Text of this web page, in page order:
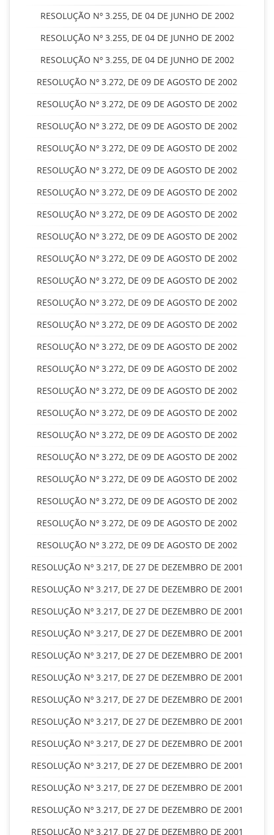
RESOLUÇÃO Nº 3.255, DE 04 DE JUNHO DE 2002
RESOLUÇÃO Nº 3.255, DE 04 DE JUNHO DE 2002
RESOLUÇÃO Nº 3.255, DE 04 DE JUNHO DE 2002
RESOLUÇÃO Nº 3.272, DE 09 DE AGOSTO DE 2002
RESOLUÇÃO Nº 3.272, DE 09 DE AGOSTO DE 2002
RESOLUÇÃO Nº 3.272, DE 09 DE AGOSTO DE 2002
RESOLUÇÃO Nº 3.272, DE 09 DE AGOSTO DE 2002
RESOLUÇÃO Nº 3.272, DE 09 DE AGOSTO DE 2002
RESOLUÇÃO Nº 3.272, DE 09 DE AGOSTO DE 2002
RESOLUÇÃO Nº 3.272, DE 09 DE AGOSTO DE 2002
RESOLUÇÃO Nº 3.272, DE 09 DE AGOSTO DE 2002
RESOLUÇÃO Nº 3.272, DE 09 DE AGOSTO DE 2002
RESOLUÇÃO Nº 3.272, DE 09 DE AGOSTO DE 2002
RESOLUÇÃO Nº 3.272, DE 09 DE AGOSTO DE 2002
RESOLUÇÃO Nº 3.272, DE 09 DE AGOSTO DE 2002
RESOLUÇÃO Nº 3.272, DE 09 DE AGOSTO DE 2002
RESOLUÇÃO Nº 3.272, DE 09 DE AGOSTO DE 2002
RESOLUÇÃO Nº 3.272, DE 09 DE AGOSTO DE 2002
RESOLUÇÃO Nº 3.272, DE 09 DE AGOSTO DE 2002
RESOLUÇÃO Nº 3.272, DE 09 DE AGOSTO DE 2002
RESOLUÇÃO Nº 3.272, DE 09 DE AGOSTO DE 2002
RESOLUÇÃO Nº 3.272, DE 09 DE AGOSTO DE 2002
RESOLUÇÃO Nº 3.272, DE 09 DE AGOSTO DE 2002
RESOLUÇÃO Nº 3.272, DE 09 DE AGOSTO DE 2002
RESOLUÇÃO Nº 3.272, DE 09 DE AGOSTO DE 2002
RESOLUÇÃO Nº 3.217, DE 27 DE DEZEMBRO DE 2001
RESOLUÇÃO Nº 3.217, DE 27 DE DEZEMBRO DE 2001
RESOLUÇÃO Nº 3.217, DE 27 DE DEZEMBRO DE 2001
RESOLUÇÃO Nº 3.217, DE 27 DE DEZEMBRO DE 2001
RESOLUÇÃO Nº 3.217, DE 27 DE DEZEMBRO DE 2001
RESOLUÇÃO Nº 3.217, DE 27 DE DEZEMBRO DE 2001
RESOLUÇÃO Nº 3.217, DE 27 DE DEZEMBRO DE 2001
RESOLUÇÃO Nº 3.217, DE 27 DE DEZEMBRO DE 2001
RESOLUÇÃO Nº 3.217, DE 27 DE DEZEMBRO DE 2001
RESOLUÇÃO Nº 3.217, DE 27 DE DEZEMBRO DE 2001
RESOLUÇÃO Nº 3.217, DE 27 DE DEZEMBRO DE 2001
RESOLUÇÃO Nº 3.217, DE 27 DE DEZEMBRO DE 2001
RESOLUÇÃO Nº 3.217, DE 27 DE DEZEMBRO DE 2001